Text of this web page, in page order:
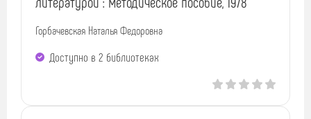
Горбачевская Наталья Федоровна
Доступно в 2 библиотеках